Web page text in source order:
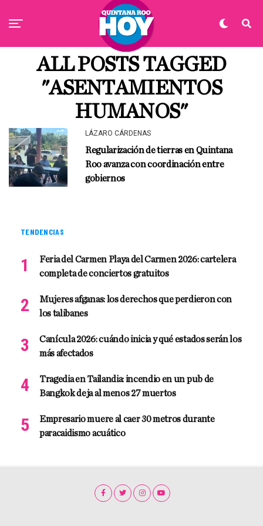
ALL POSTS TAGGED
"ASENTAMIENTOS
HUMANOS"
LÁZARO CÁRDENAS
Regularización de tierras en Quintana
Roo avanza con coordinación entre
gobiernos
TENDENCIAS
Feria del Carmen Playa del Carmen 2026: cartelera
completa de conciertos gratuitos
Mujeres afganas: los derechos que perdieron con
los talibanes
Canícula 2026: cuándo inicia y qué estados serán los
más afectados
Tragedia en Tailandia: incendio en un pub de
Bangkok deja al menos 27 muertos
Empresario muere al caer 30 metros durante
paracaidismo acuático